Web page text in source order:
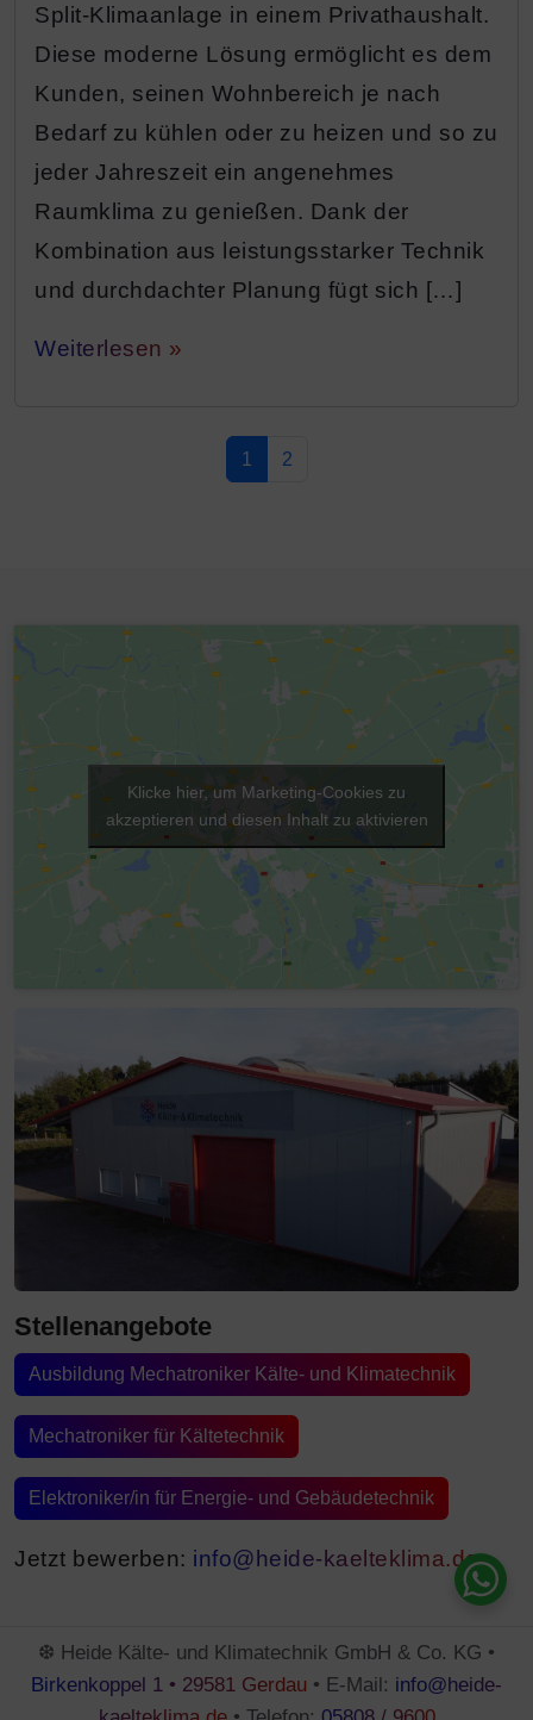
Split-Klimaanlage in einem Privathaushalt.
Diese moderne Lösung ermöglicht es dem
Kunden, seinen Wohnbereich je nach
Bedarf zu kühlen oder zu heizen und so zu
jeder Jahreszeit ein angenehmes
Raumklima zu genießen. Dank der
Kombination aus leistungsstarker Technik
und durchdachter Planung fügt sich […]
Weiterlesen »
Aktuelle Seite
1 Seite
2
Klicke hier, um Marketing-Cookies zu
akzeptieren und diesen Inhalt zu aktivieren
Stellenangebote
Ausbildung Mechatroniker Kälte- und Klimatechnik
Mechatroniker für Kältetechnik
Elektroniker/in für Energie- und Gebäudetechnik
Jetzt bewerben: info@heide-kaelteklima.de
❆ Heide Kälte- und Klimatechnik GmbH & Co. KG •
Birkenkoppel 1 • 29581 Gerdau • E-Mail: info@heide-